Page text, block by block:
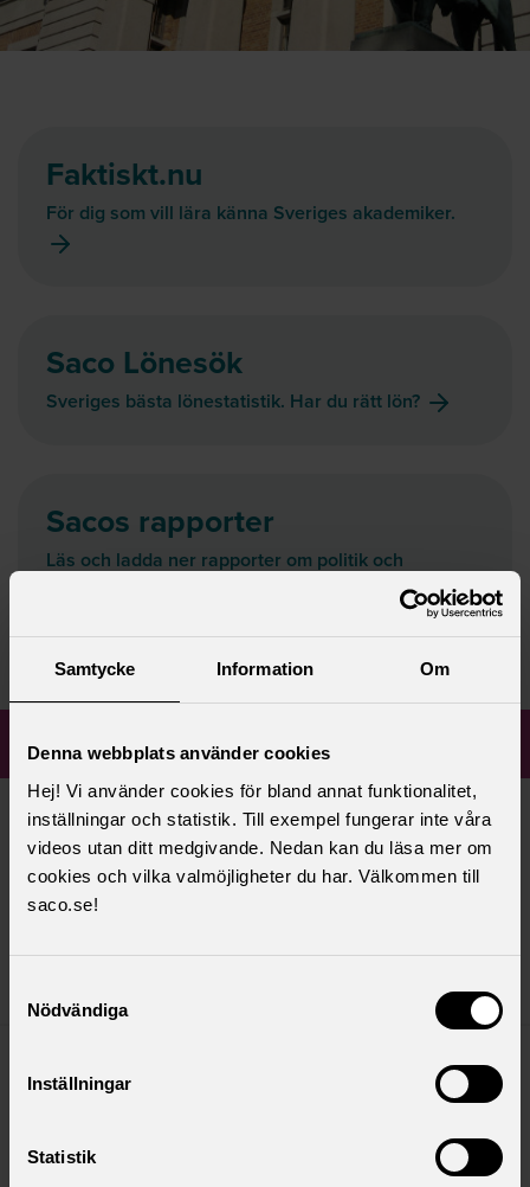
Samtycke Information Om
Denna webbplats använder cookies
Hej! Vi använder cookies för bland annat funktionalitet,
inställningar och statistik. Till exempel fungerar inte våra
videos utan ditt medgivande. Nedan kan du läsa mer om
cookies och vilka valmöjligheter du har. Välkommen till
saco.se!
Nödvändiga
Inställningar
Statistik
Faktiskt.nu
För dig som vill lära känna Sveriges akademiker.
Saco Lönesök
Sveriges bästa lönestatistik. Har du rätt lön?
Sacos rapporter
Läs och ladda ner rapporter om politik och
Kalendarium Visa hela kalendarium
Onsdag
16
Akademikerveckan ht-26
16
Webbinarium: Så maxar du din